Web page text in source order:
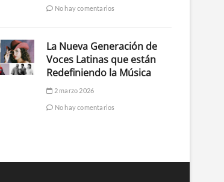
No hay comentarios
La Nueva Generación de
Voces Latinas que están
Redefiniendo la Música
2 marzo 2026
No hay comentarios